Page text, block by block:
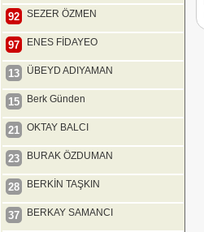
92 SEZER ÖZMEN
97 ENES FİDAYEO
13 ÜBEYD ADIYAMAN
15 Berk Günden
21 OKTAY BALCI
23 BURAK ÖZDUMAN
28 BERKİN TAŞKIN
37 BERKAY SAMANCI